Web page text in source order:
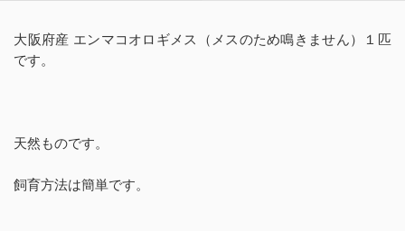
大阪府産 エンマコオロギメス（メスのため鳴きません）１匹
です。
天然ものです。
飼育方法は簡単です。